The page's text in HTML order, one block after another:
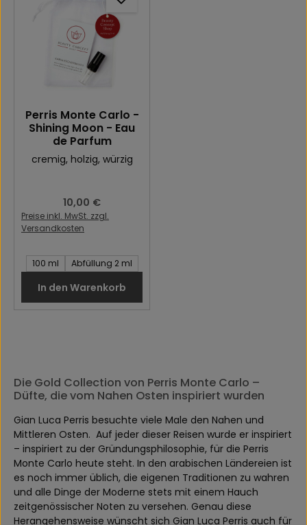
Perris Monte Carlo -
Shining Moon - Eau
de Parfum
cremig, holzig, würzig
Regulärer Preis:
10,00 €
Preise inkl. MwSt. zzgl.
Versandkosten
Inhalt des Artikel:
100 ml Abfüllung 2 ml
In den Warenkorb
Die Gold Collection von Perris Monte Carlo –
Düfte, die vom Nahen Osten inspiriert wurden
Gian Luca Perris besuchte viele Male den Nahen und
Mittleren Osten. Auf jeder dieser Reisen wurde er inspiriert
– inspiriert zu der Gründungsphilosophie, für die Perris
Monte Carlo heute steht. In den arabischen Ländereien ist
es noch immer üblich, die eigenen Traditionen zu wahren
und alle Dinge der Moderne stets mit einem Hauch
zeitgenössischer Noten zu versehen. Genau diese
Herangehensweise wünscht sich Gian Luca Perris auch für